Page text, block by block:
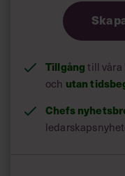
Tillgångtill våra
och utan
Chefs